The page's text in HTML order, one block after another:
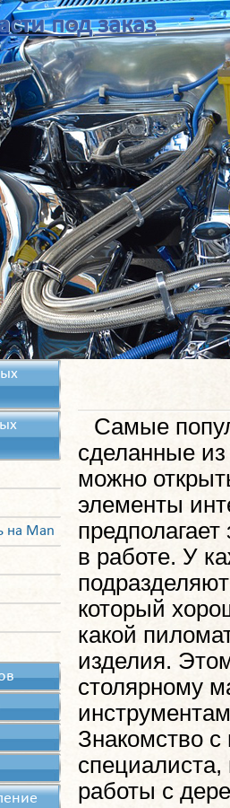
под заказ
на Man
Самые
сделанные
можно
элементы
в работе. У
который
какой
изделия.
столярному
Знакомство
специалиста,
работы с